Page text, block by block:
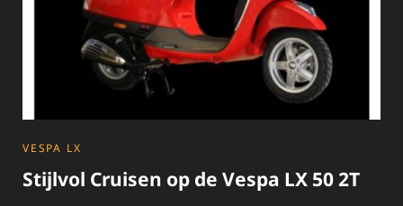
CATEGORIES
VESPA LX
Stijlvol Cruisen op de Vespa LX 50 2T